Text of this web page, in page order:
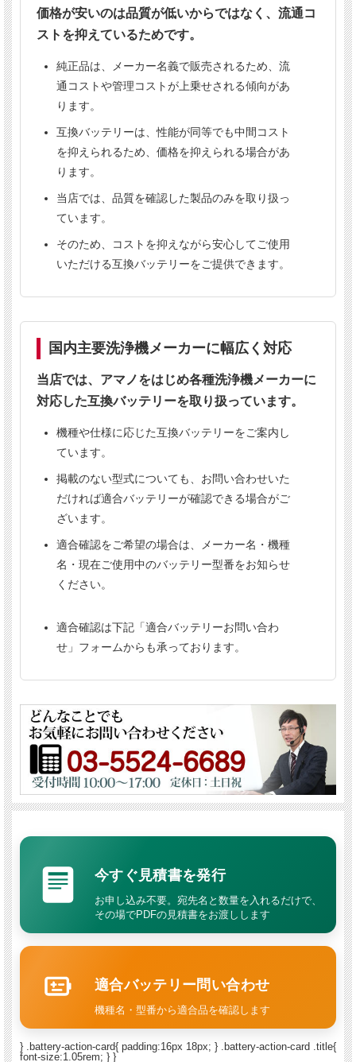
シーバイエス シャリオスター
当店の互換バッテリーについて
純正品と同等性能の高品質バッテリー
安心の6ヶ月保証
業務用清掃機向けの実績ある製品
ご購入前にご確認ください
本製品は1台につき3個使用します。
申し訳ございませんが、本商品は代引き決済をご
複数のサイトで販売しているため、まれに在庫切
れとなる場合がございます。その際は当店よりご
連絡いたします。
事前の在庫確認はメールにてお問い合わせくださ
【重要】
バッテリーのご注文は、
法人名または屋号がない場合はお届けできません。
個人事業主の方で屋号をお持ちでない場合は、個別にお問い合わせ
価格が安いのは品質が低いからではなく、流通コ
ストを抑えているためです。
純正品は、メーカー名義で販売されるため、流
通コストや管理コストが上乗せされる傾向があ
ります。
互換バッテリーは、性能が同等でも中間コスト
を抑えられるため、価格を抑えられる場合があ
ります。
当店では、品質を確認した製品のみを取り扱っ
ています。
そのため、コストを抑えながら安心してご使用
いただける互換バッテリーをご提供できます。
国内主要洗浄機メーカーに幅広く対応
当店では、アマノをはじめ各種洗浄機メーカーに
対応した互換バッテリーを取り扱っています。
機種や仕様に応じた互換バッテリーをご案内し
ています。
掲載のない型式についても、お問い合わせいた
だければ適合バッテリーが確認できる場合がご
ざいます。
適合確認をご希望の場合は、メーカー名・機種
名・現在ご使用中のバッテリー型番をお知らせ
ください。
適合確認は下記「適合バッテリーお問い合わ
せ」フォームからも承っております。
今すぐ見積書を発行
お申し込み不要。宛先名と数量を入れるだけで、
その場でPDFの見積書をお渡しします
適合バッテリー問い合わせ
機種名・型番から適合品を確認します
} .battery-action-card{ padding:16px 18px; } .battery-action-card .title{
font-size:1.05rem; } }